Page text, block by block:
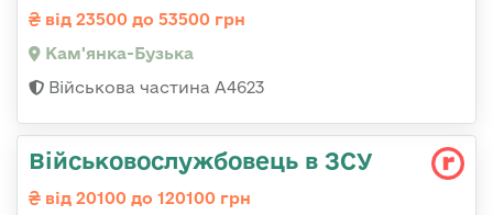
від 23500 до 53500 грн
Кам'янка-Бузька
Військова частина А4623
Військовослужбовець в ЗСУ
від 20100 до 120100 грн